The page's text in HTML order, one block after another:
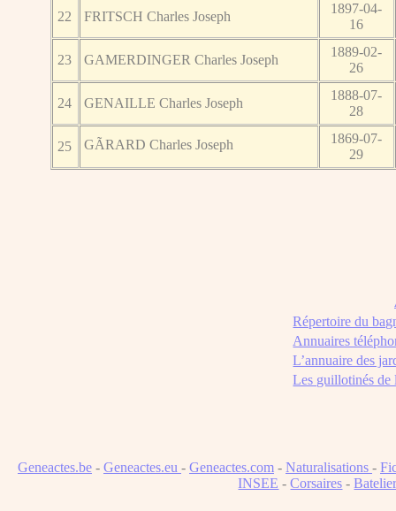
22 FRITSCH Charles Joseph
1897-04-
16
23 GAMERDINGER Charles Joseph
1889-02-
26
24 GENAILLE Charles Joseph
1888-07-
28
25 GÃRARD Charles Joseph
1869-07-
29
Répertoire du
Annuaires
L’annuaire des
Les guillotinés de
Geneactes.be - Geneactes.eu - Geneactes.com - Naturalisations -
INSEE -Corsaires -